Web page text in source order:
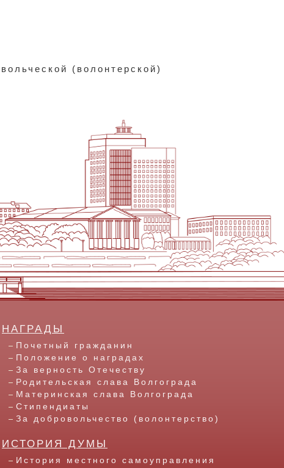
(волонтерской)
НАГРАДЫ
Почетный гражданин
Положение о наградах
За верность Отечеству
Родительская слава Волгограда
Материнская слава Волгограда
Стипендиаты
За добровольчество (волонтерство)
ИСТОРИЯ ДУМЫ
История местного самоуправления